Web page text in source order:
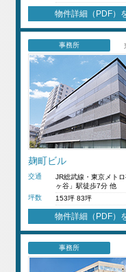
物件詳細（PDF）
事務所
麹町ビル
交通
JR総武線・東京メト
ヶ谷」駅徒歩7分 他
坪数
153坪 83坪
物件詳細（PDF）
事務所